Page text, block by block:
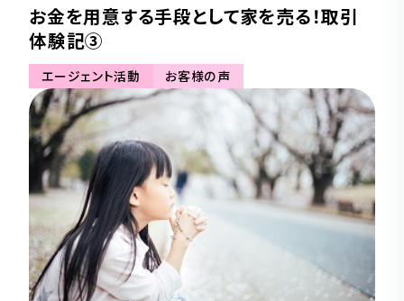
お金を用意する手段として家を売る！取引
体験記③
エージェント活動 お客様の声